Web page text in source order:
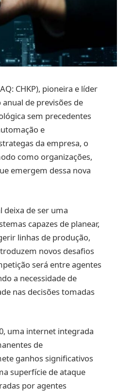
CHKP), pioneira e líder
de previsões de
sem precedentes
e
da empresa, o
como organizações,
emergem dessa nova
deixa de ser uma
capazes de planear,
linhas de produção,
novos desafios
será entre agentes
a necessidade de
nas decisões tomadas
uma internet integrada
de
ganhos significativos
superfície de ataque
por agentes